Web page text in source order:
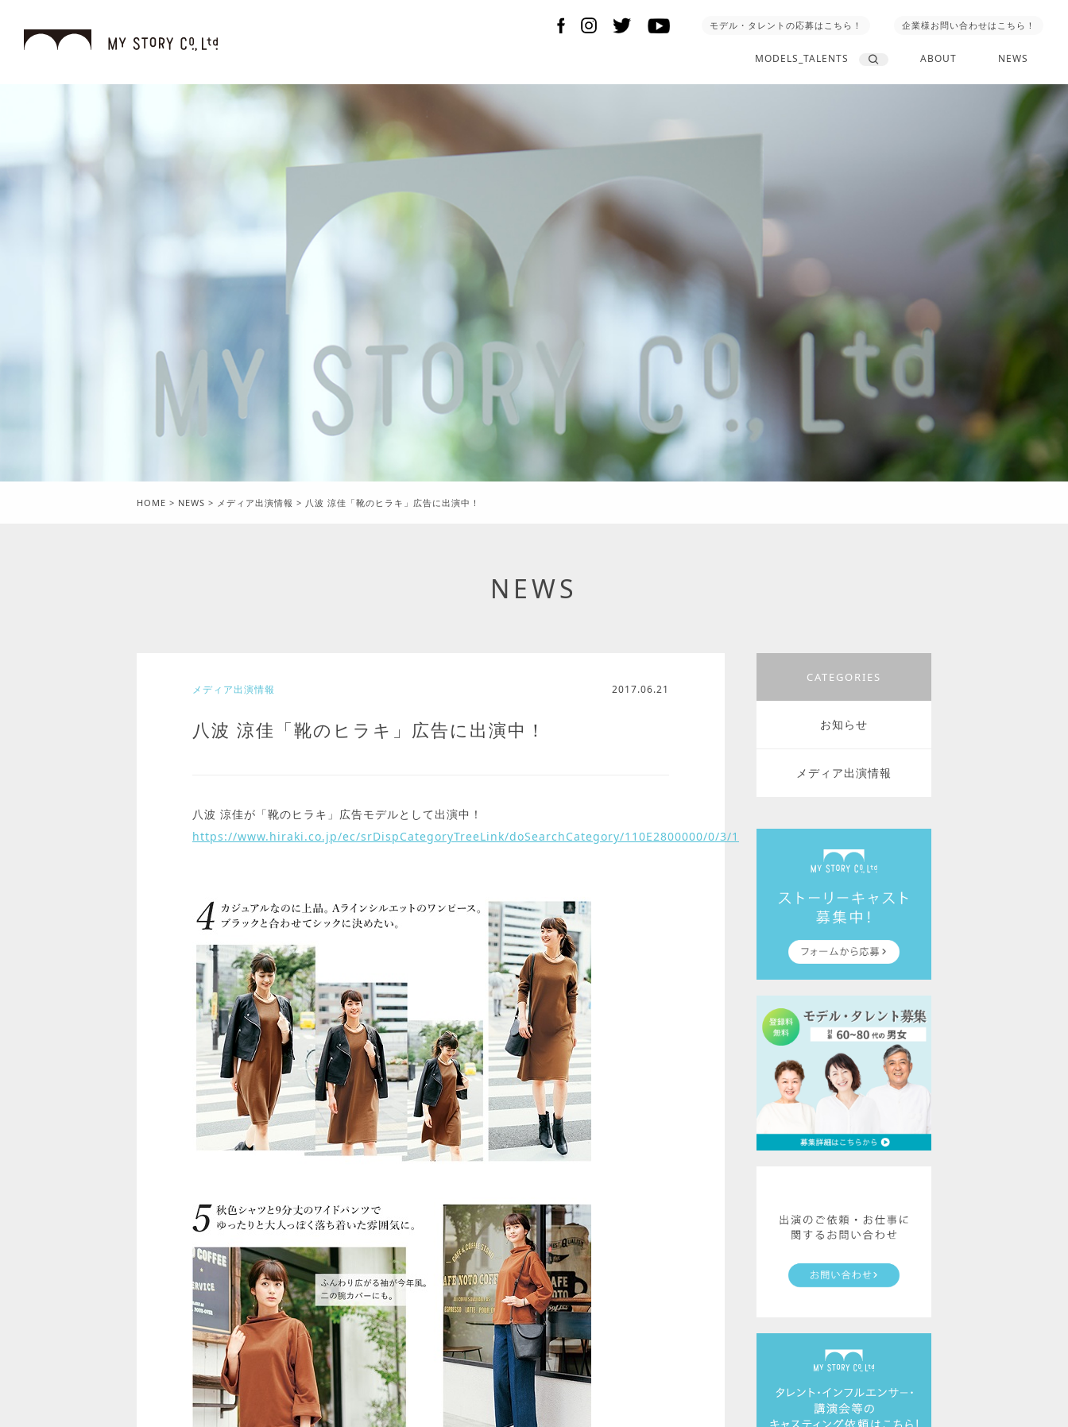
モデル・タレントの応募はこちら！ 企業様お問い合わせはこちら！
MODELS_TALENTS ABOUT NEWS
HOME > NEWS > メディア出演情報 > 八波 涼佳「靴のヒラキ」広告に出演中！
NEWS
八波 涼佳「靴のヒラキ」広告に出演中！
メディア出演情報 2017.06.21
八波 涼佳が「靴のヒラキ」広告モデルとして出演中！
https://www.hiraki.co.jp/ec/srDispCategoryTreeLink/doSearchCategory/110E2800000/0/3/1
CATEGORIES
お知らせ
メディア出演情報